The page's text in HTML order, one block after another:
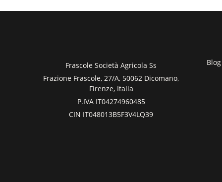
Frascole Società Agricola Ss
Frazione Frascole, 27/A, 50062 Dicomano,
Firenze, Italia
P.IVA IT04274960485
CIN IT048013B5F3V4LQ39
Blog